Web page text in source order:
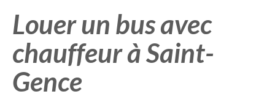
Louer un bus avec
chauffeur à Saint-
Gence